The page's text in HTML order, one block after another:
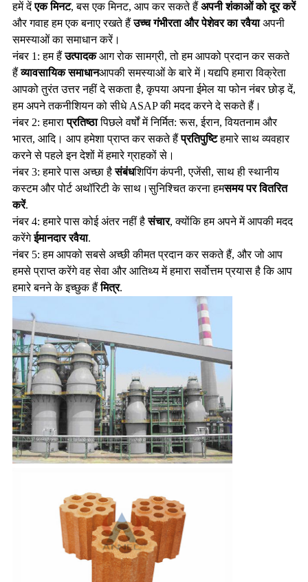
हमें देंएक मिनट, बस एक मिनट, आप कर सकते हैं अपनी शंकाओं को दूर करें
और गवाह हम एक बनाए रखते हैंउच्च गंभीरता और पेशेवर का रवैयाअपनी
समस्याओं का समाधान करें।
नंबर 1: हम हैंउत्पादकआग रोक सामग्री, तो हम आपको प्रदान कर सकते
हैंव्यावसायिक समाधानआपकी समस्याओं के बारे में।यद्यपि हमारा विक्रेता
आपको तुरंत उत्तर नहीं दे सकता है, कृपया अपना ईमेल या फोन नंबर छोड़ दें,
हम अपने तकनीशियन को सीधे ASAP की मदद करने दे सकते हैं।
नंबर 2: हमाराप्रतिष्ठापिछले वर्षों में निर्मित: रूस, ईरान, वियतनाम और
भारत, आदि। आप हमेशा प्राप्त कर सकते हैंप्रतिपुष्टिहमारे साथ व्यवहार
करने से पहले इन देशों में हमारे ग्राहकों से।
नंबर 3: हमारे पास अच्छा हैसंबंधशिपिंग कंपनी, एजेंसी, साथ ही स्थानीय
कस्टम और पोर्ट अथॉरिटी के साथ।सुनिश्चित करना हमसमय पर वितरित
करें.
नंबर 4: हमारे पास कोई अंतर नहीं हैसंचार, क्योंकि हम अपने में आपकी मदद
करेंगेईमानदार रवैया.
नंबर 5: हम आपको सबसे अच्छी कीमत प्रदान कर सकते हैं, और जो आप
हमसे प्राप्त करेंगे वह सेवा और आतिथ्य में हमारा सर्वोत्तम प्रयास है कि आप
हमारे बनने के इच्छुक हैंमित्र.